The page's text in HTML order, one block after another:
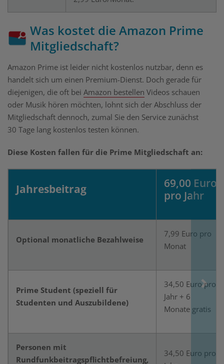
Was kostet die Amazon Prime
Mitgliedschaft?
Amazon Prime ist leider nicht kostenlos nutzbar, denn es
handelt sich um einen Premium-Dienst. Doch gerade für
diejenigen, die oft bei Amazon bestellen Videos schauen
oder Musik hören möchten, lohnt sich der Abschluss der
Mitgliedschaft dennoch, zumal Sie den Service zunächst
30 Tage lang kostenlos testen können.
Diese Kosten fallen für die Prime Mitgliedschaft an:
Jahresbeitrag
69,00 Euro
pro Jahr
Optional monatliche Bezahlweise
7,99 Euro pro
Monat
Prime Student (speziell für
Studenten und Auszubildene)
34,50 Euro pro
Jahr + 6
Monate gratis
Personen mit
Rundfunkbeitragspflichtbefreiung,
34,50 Euro pro